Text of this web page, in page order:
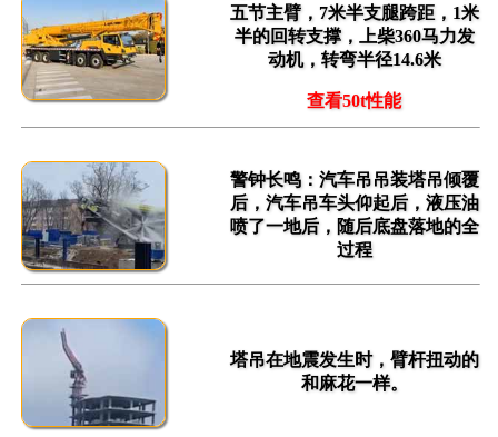
五节主臂，7米半支腿跨距，1米
半的回转支撑，上柴360马力发
动机，转弯半径14.6米
查看50t性能
警钟长鸣：汽车吊吊装塔吊倾覆
后，汽车吊车头仰起后，液压油
喷了一地后，随后底盘落地的全
过程
塔吊在地震发生时，臂杆扭动的
和麻花一样。